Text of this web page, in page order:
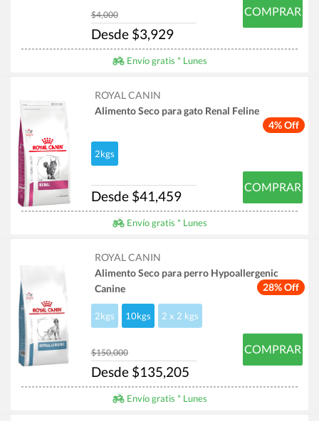
$4,000
Desde $3,929
COMPRAR
Envío gratis * Lunes
4% Off
ROYAL CANIN
Alimento Seco para gato Renal Feline
2kgs
Desde $41,459
COMPRAR
Envío gratis * Lunes
28% Off
ROYAL CANIN
Alimento Seco para perro Hypoallergenic
Canine
2kgs 10kgs 2 x 2 kgs
$150,000
Desde $135,205
COMPRAR
Envío gratis * Lunes